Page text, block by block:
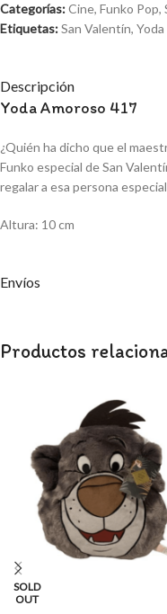
Categorías:Cine, Funko Pop,
Etiquetas:San Valentín, Yoda
Descripción
Yoda Amoroso 417
¿Quién ha dicho que el
Funko especial de San
regalar a esa persona
Altura: 10 cm
Envíos
Productos
SOLD
OUT